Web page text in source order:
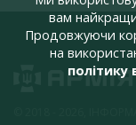
© 2018 - 2026,
вам
Продовжуючи
на